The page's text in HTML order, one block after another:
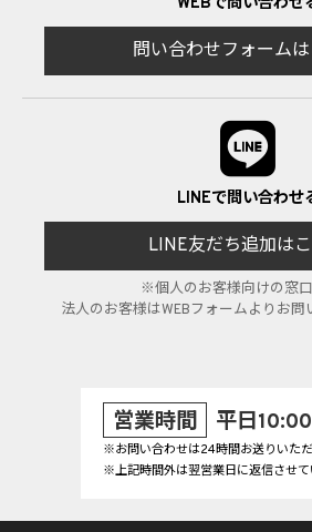
問い合わせフォーム
LINEで問い合わせ
LINE友だち追加は
※個人のお客様向けの窓口
法人のお客様はWEBフォームよりお問
営業時間 平日
※お問い合わせは24時間お送りいただ
※上記時間外は翌営業日に返信させて